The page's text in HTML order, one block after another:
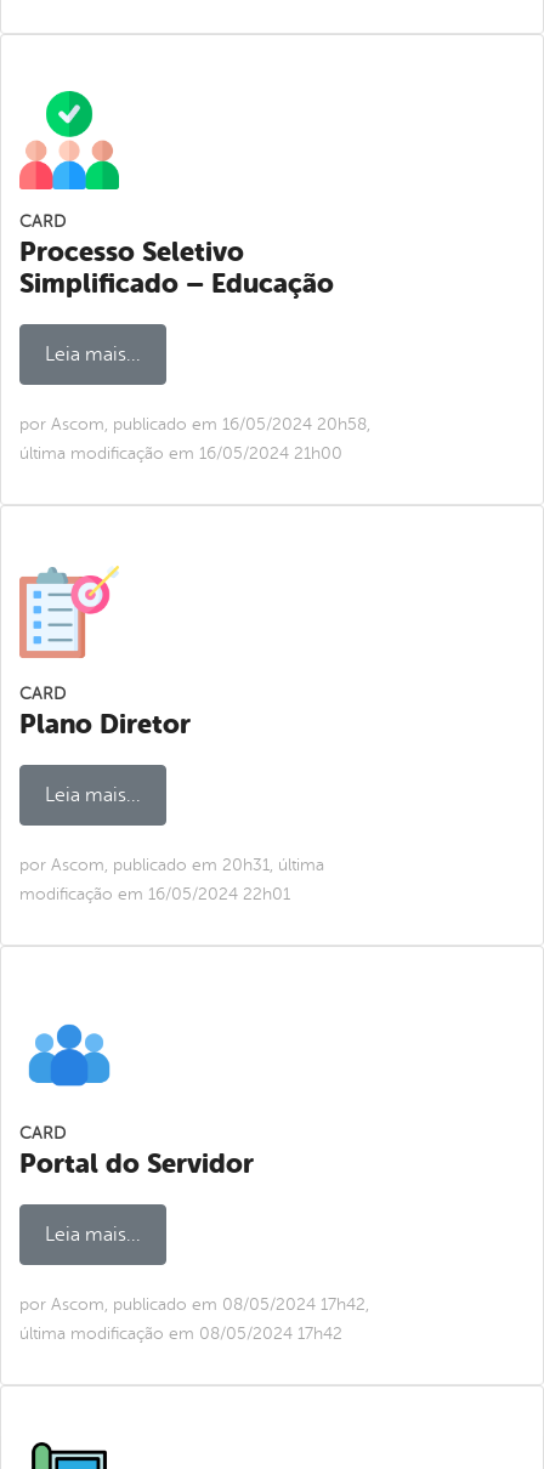
CARD
Processo Seletivo
Simplificado – Educação
Leia mais...
por Ascom, publicado em 16/05/2024 20h58,
última modificação em 16/05/2024 21h00
CARD
Plano Diretor
Leia mais...
por Ascom, publicado em 20h31, última
modificação em 16/05/2024 22h01
CARD
Portal do Servidor
Leia mais...
por Ascom, publicado em 08/05/2024 17h42,
última modificação em 08/05/2024 17h42